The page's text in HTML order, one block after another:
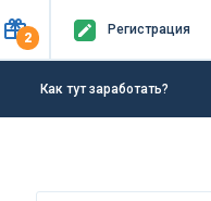
2
Регистрация
Как тут заработать?